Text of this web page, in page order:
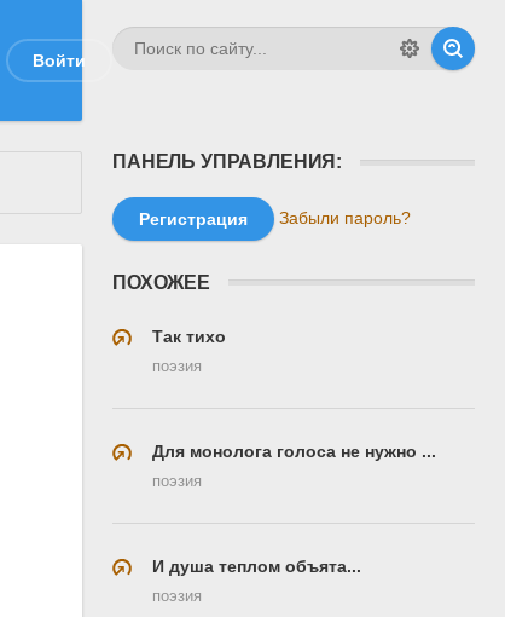
Войти
ПАНЕЛЬ УПРАВЛЕНИЯ:
Регистрация Забыли пароль?
ПОХОЖЕЕ
Так тихо
поэзия
Для монолога голоса не нужно ...
поэзия
И душа теплом объята...
поэзия